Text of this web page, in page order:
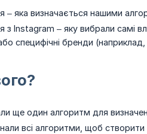
– яка визначається нашими
з Instagram – яку вибрали самі
або специфічні бренди
ще один алгоритм для
всі алгоритми, щоб створити